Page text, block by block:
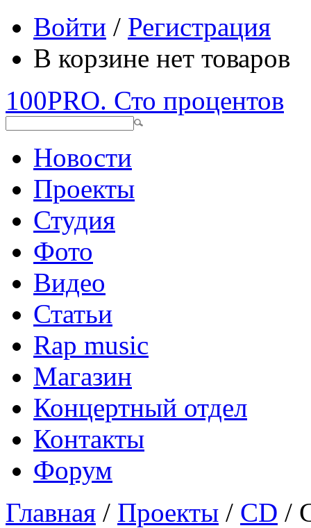
Войти / Регистрация
В корзине нет товаров
100PRO. Сто процентов
Новости
Проекты
Студия
Фото
Видео
Статьи
Rap music
Магазин
Концертный отдел
Контакты
Форум
Главная / Проекты / CD /